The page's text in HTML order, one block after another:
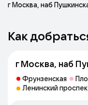
тысяч артефактов,
варят куриный суп
сатай из
фруктами, специями и
г Москва, наб
Как
г Москва, наб
Фрунзенская
Ленинский